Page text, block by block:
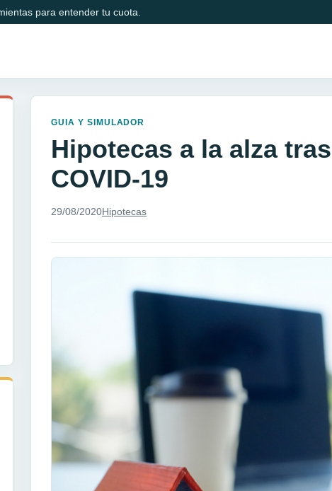
para entender tu cuota.
GUIA Y SIMULADOR
Hipotecas a la alza
COVID-19
29/08/2020Hipotecas